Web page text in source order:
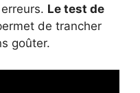
Le test de
de trancher
goûter.